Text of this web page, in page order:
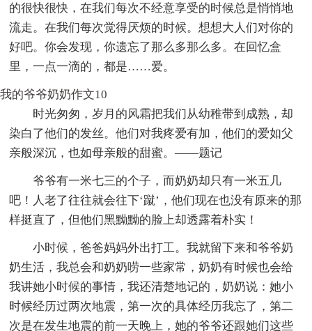
的很快很快，在我们每次不经意享受的时候总是悄悄地
流走。在我们每次觉得厌烦的时候。想想大人们对你的
好吧。你会发现，你遗忘了那么多那么多。在回忆盒
里，一点一滴的，都是……爱。
我的爷爷奶奶作文10
时光匆匆，岁月的风霜把我们从幼稚带到成熟，却
染白了他们的发丝。他们对我疼爱有加，他们的爱如父
亲般深沉，也如母亲般的甜蜜。——题记
爷爷有一米七三的个子，而奶奶却只有一米五几
吧！人老了往往就会往下‘蹴’，他们现在也没有原来的那
样挺直了，但他们黑黝黝的脸上却透露着朴实！
小时候，爸爸妈妈外出打工。我就留下来和爷爷奶
奶生活，我总会和奶奶唠一些家常，奶奶有时候也会给
我讲她小时候的事情，我还清楚地记的，奶奶说：她小
时候经历过两次地震，第一次的具体经历我忘了，第二
次是在发生地震的前一天晚上，她的爷爷还跟她们这些